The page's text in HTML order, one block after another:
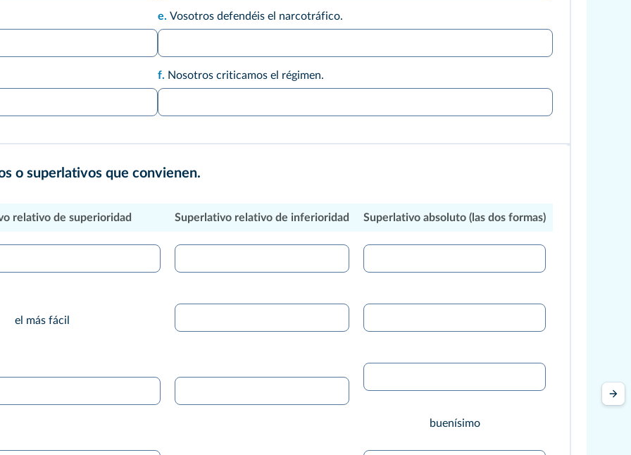
e. Vosotros defendéis el narcotráfico.
f. Nosotros criticamos el régimen.
o superlativos que convienen.
relativo de superioridad Superlativo relativo de inferioridad Superlativo absoluto (las dos formas)
el más fácil
buenísimo